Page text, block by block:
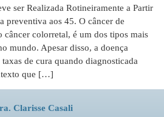
ser Realizada Rotineiramente a Partir
preventiva aos 45. O câncer de
câncer colorretal, é um dos tipos mais
mundo. Apesar disso, a doença
de cura quando diagnosticada
que […]